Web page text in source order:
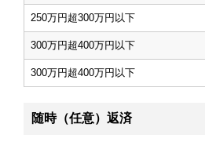
250万円超300万円以下
300万円超400万円以下
300万円超400万円以下
随時（任意）返済